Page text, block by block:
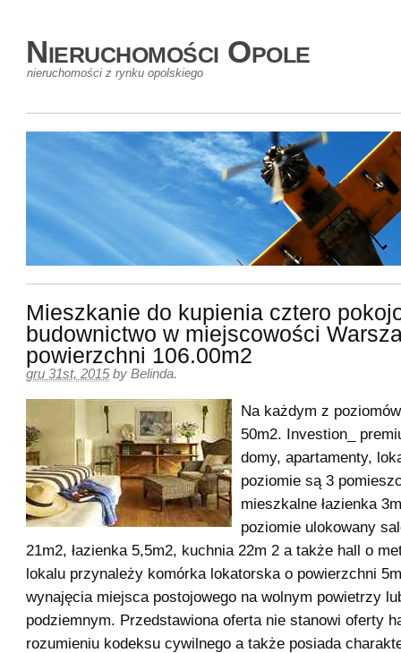
Nieruchomości Opole
nieruchomości z rynku opolskiego
Mieszkanie do kupienia cztero
budownictwo w miejscowości
powierzchni 106.00m2
gru 31st, 2015 by Belinda.
Na każdym z
50m2. Investion_
domy, apartamenty,
poziomie są 3
mieszkalne łazienka
poziomie ulokowany
21m2, łazienka 5,5m2, kuchnia 22m 2 a także hall o
lokalu przynależy komórka lokatorska o powierzchni
wynajęcia miejsca postojowego na wolnym powietrzy
podziemnym. Przedstawiona oferta nie stanowi oferty
rozumieniu kodeksu cywilnego a także posiada